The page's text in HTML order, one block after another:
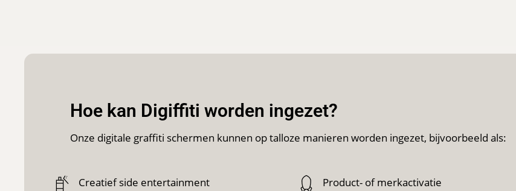
Hoe kan Digiffiti worden ingezet?
Onze digitale graffiti schermen kunnen op talloze manieren worden ingezet, bijvoorbeeld als:
Creatief side entertainment Product- of merkactivatie